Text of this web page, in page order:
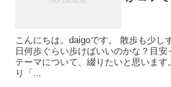
こんにちは。daigoです。 散歩も少し
日何歩ぐらい歩けばいいのかな？目
テーマについて、綴りたいと思いま
り「...